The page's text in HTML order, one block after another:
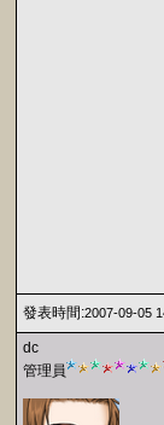
發表時間:2007-09-05
dc
管理員